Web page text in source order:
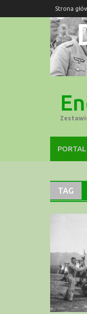
to
Strona
PORTAL
TAG